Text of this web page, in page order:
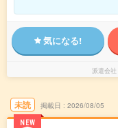
気になる!
派遣会社
未読
NEW
掲載日 2026/08/05